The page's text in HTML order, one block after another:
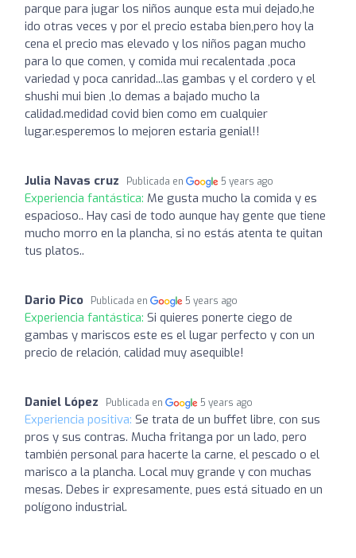
parque para jugar los niños aunque esta mui dejado,he
ido otras veces y por el precio estaba bien,pero hoy la
cena el precio mas elevado y los niños pagan mucho
para lo que comen, y comida mui recalentada ,poca
variedad y poca canridad...las gambas y el cordero y el
shushi mui bien ,lo demas a bajado mucho la
calidad.medidad covid bien como em cualquier
lugar.esperemos lo mejoren estaria genial!!
Julia Navas cruz Publicada en 5 years ago
Experiencia fantástica: Me gusta mucho la comida y es
espacioso.. Hay casi de todo aunque hay gente que tiene
mucho morro en la plancha, si no estás atenta te quitan
tus platos..
Dario Pico Publicada en 5 years ago
Experiencia fantástica: Si quieres ponerte ciego de
gambas y mariscos este es el lugar perfecto y con un
precio de relación, calidad muy asequible!
Daniel López Publicada en 5 years ago
Experiencia positiva: Se trata de un buffet libre, con sus
pros y sus contras. Mucha fritanga por un lado, pero
también personal para hacerte la carne, el pescado o el
marisco a la plancha. Local muy grande y con muchas
mesas. Debes ir expresamente, pues está situado en un
polígono industrial.